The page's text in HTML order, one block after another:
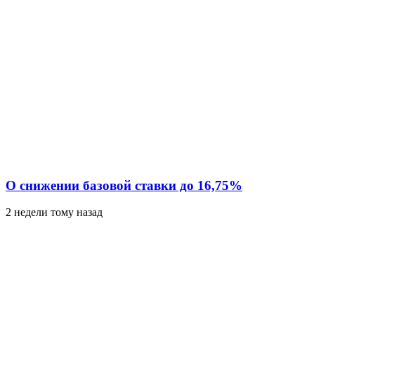
О снижении базовой ставки до 16,75%
2 недели тому назад